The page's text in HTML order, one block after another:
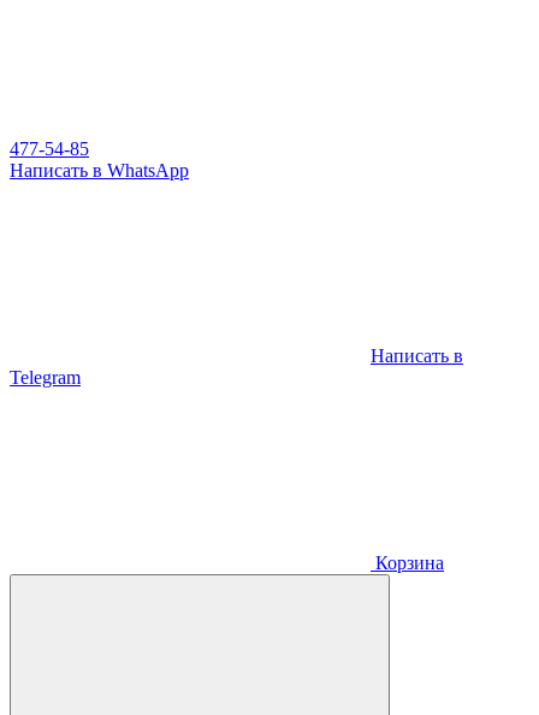
477-54-85
Написать в WhatsApp
Написать в
Telegram
Корзина